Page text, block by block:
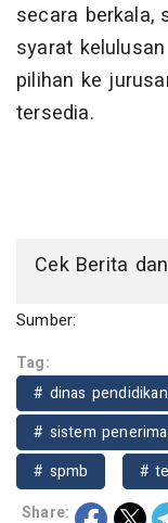
secara berkala,
syarat
pilihan ke
tersedia.
Cek Berita
Sumber:
Tag:
# dinas
# sistem
# spmb
#
Share: